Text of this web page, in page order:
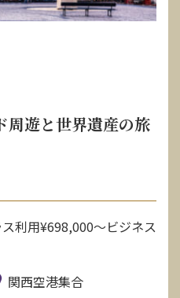
周遊と世界遺産の旅
利用¥698,000〜ビジネス
関西空港集合